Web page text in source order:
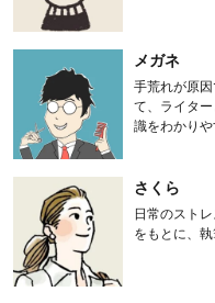
メガネ
手荒れが原
て、ライタ
識をわかりや
さくら
日常のスト
をもとに、執